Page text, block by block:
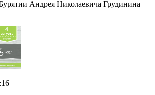
Андрея Николаевича Грудинина